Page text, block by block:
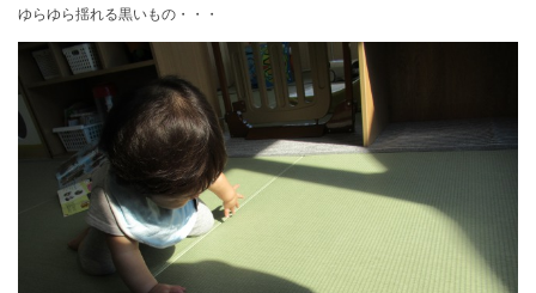
ゆらゆら揺れる黒いもの・・・